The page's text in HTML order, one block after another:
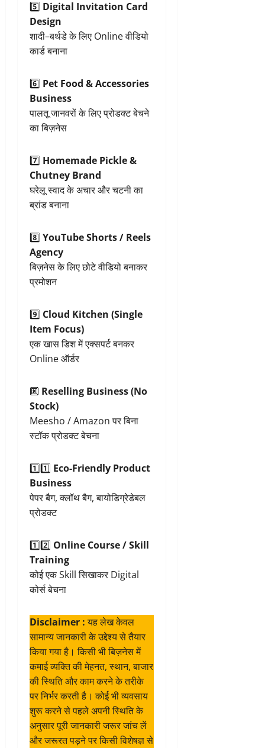
5️⃣ Digital Invitation Card
Design
शादी–बर्थडे के लिए Online वीडियो
कार्ड बनाना
6️⃣ Pet Food & Accessories
Business
पालतू जानवरों के लिए प्रोडक्ट बेचने
का बिज़नेस
7️⃣ Homemade Pickle &
Chutney Brand
घरेलू स्वाद के अचार और चटनी का
ब्रांड बनाना
8️⃣ YouTube Shorts / Reels
Agency
बिज़नेस के लिए छोटे वीडियो बनाकर
प्रमोशन
9️⃣ Cloud Kitchen (Single
Item Focus)
एक खास डिश में एक्सपर्ट बनकर
Online ऑर्डर
🔟 Reselling Business (No
Stock)
Meesho / Amazon पर बिना
स्टॉक प्रोडक्ट बेचना
1️⃣1️⃣ Eco-Friendly Product
Business
पेपर बैग, क्लॉथ बैग, बायोडिग्रेडेबल
प्रोडक्ट
1️⃣2️⃣ Online Course / Skill
Training
कोई एक Skill सिखाकर Digital
कोर्स बेचना
Disclaimer :यह लेख केवल
सामान्य जानकारी के उद्देश्य से तैयार
किया गया है। किसी भी बिज़नेस में
कमाई व्यक्ति की मेहनत, स्थान, बाजार
की स्थिति और काम करने के तरीके
पर निर्भर करती है। कोई भी व्यवसाय
शुरू करने से पहले अपनी स्थिति के
अनुसार पूरी जानकारी जरूर जांच लें
और जरूरत पड़ने पर किसी विशेषज्ञ से